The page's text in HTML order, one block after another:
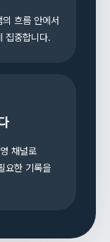
흐름 안에서
집중합니다.
채널로
요한 기록을